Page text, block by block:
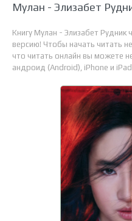
Мулан - Элизабет
Книгу Мулан - Элизабет Рудник
версию! Чтобы начать читать
что читать онлайн вы можете
андроид (Android), iPhone и